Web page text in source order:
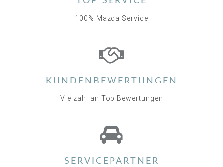
100% Mazda Service
KUNDENBEWERTUNGEN
Vielzahl an Top Bewertungen
SERVICEPARTNER